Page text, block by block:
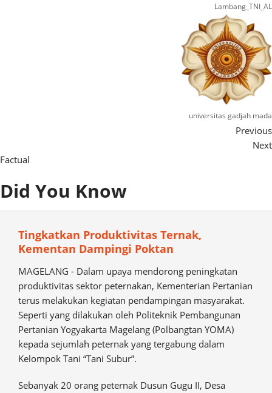
Lambang_TNI_AL
universitas gadjah mada
Previous
Next
Factual
Did You Know
Tingkatkan Produktivitas Ternak,
Kementan Dampingi Poktan
MAGELANG - Dalam upaya mendorong peningkatan
produktivitas sektor peternakan, Kementerian Pertanian
terus melakukan kegiatan pendampingan masyarakat.
Seperti yang dilakukan oleh Politeknik Pembangunan
Pertanian Yogyakarta Magelang (Polbangtan YOMA)
kepada sejumlah peternak yang tergabung dalam
Kelompok Tani “Tani Subur”.
Sebanyak 20 orang peternak Dusun Gugu II, Desa